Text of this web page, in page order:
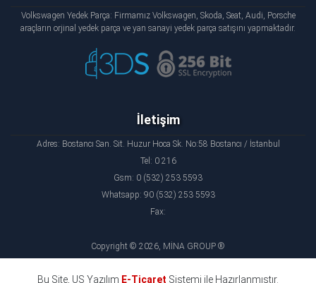
Volkswagen Yedek Parça: Firmamız Volkswagen, Skoda, Seat, Audi, Porsche
araçların orjinal yedek parça ve yan sanayi yedek parça satışını yapmaktadır.
İletişim
Adres: Bostancı San. Sit. Huzur Hoca Sk. No:58 Bostancı / İstanbul
Tel: 0 216
Gsm: 0 (532) 253 5593
Whatsapp: 90 (532) 253 5593
Fax:
Copyright © 2026, MİNA GROUP ®
Bu Site, US Yazılım E-Ticaret Sistemi ile Hazırlanmıştır.